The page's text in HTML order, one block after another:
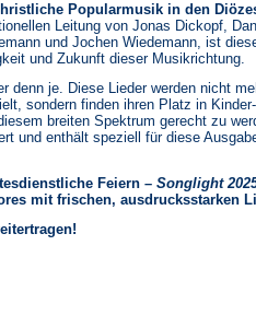
Popularmusik in den
Leitung von Jonas Dickopf,
und Jochen Wiedemann, ist
und Zukunft dieser Musikrichtung.
denn je. Diese Lieder werden nicht
sondern finden ihren Platz in
breiten Spektrum gerecht zu
und enthält speziell für diese
Feiern – Songlight
mit frischen, ausdrucksstarken